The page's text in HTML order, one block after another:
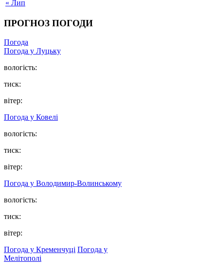
« Лип
ПРОГНОЗ ПОГОДИ
Погода
Погода у Луцьку
вологість:
тиск:
вітер:
Погода у Ковелі
вологість:
тиск:
вітер:
Погода у Володимир-Волинському
вологість:
тиск:
вітер:
Погода у Кременчуці Погода у
Мелітополі